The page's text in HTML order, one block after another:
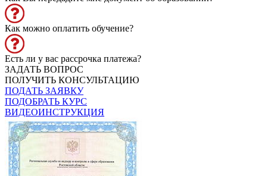
Как можно оплатить обучение?
Есть ли у вас рассрочка платежа?
ЗАДАТЬ ВОПРОС
ПОЛУЧИТЬ КОНСУЛЬТАЦИЮ
ПОДАТЬ ЗАЯВКУ
ПОДОБРАТЬ КУРС
ВИДЕОИНСТРУКЦИЯ